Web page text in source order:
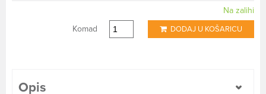
Na zalihi
Komad
DODAJ U KOŠARICU
Opis